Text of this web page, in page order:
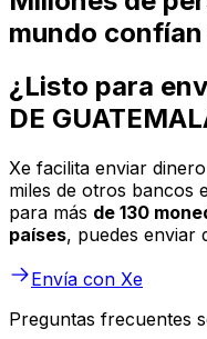
mundo confían
¿Listo para
DE
Xe facilita enviar
miles de otros bancos
para más de 130
países, puedes enviar
Envía con Xe
Preguntas frecuentes